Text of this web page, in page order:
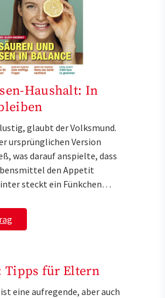
Haushalt: In
glaubt der Volksmund.
ursprünglichen Version
was darauf anspielte, dass
den Appetit
steckt ein Fünkchen…
Tipps für Eltern
eine aufregende, aber auch